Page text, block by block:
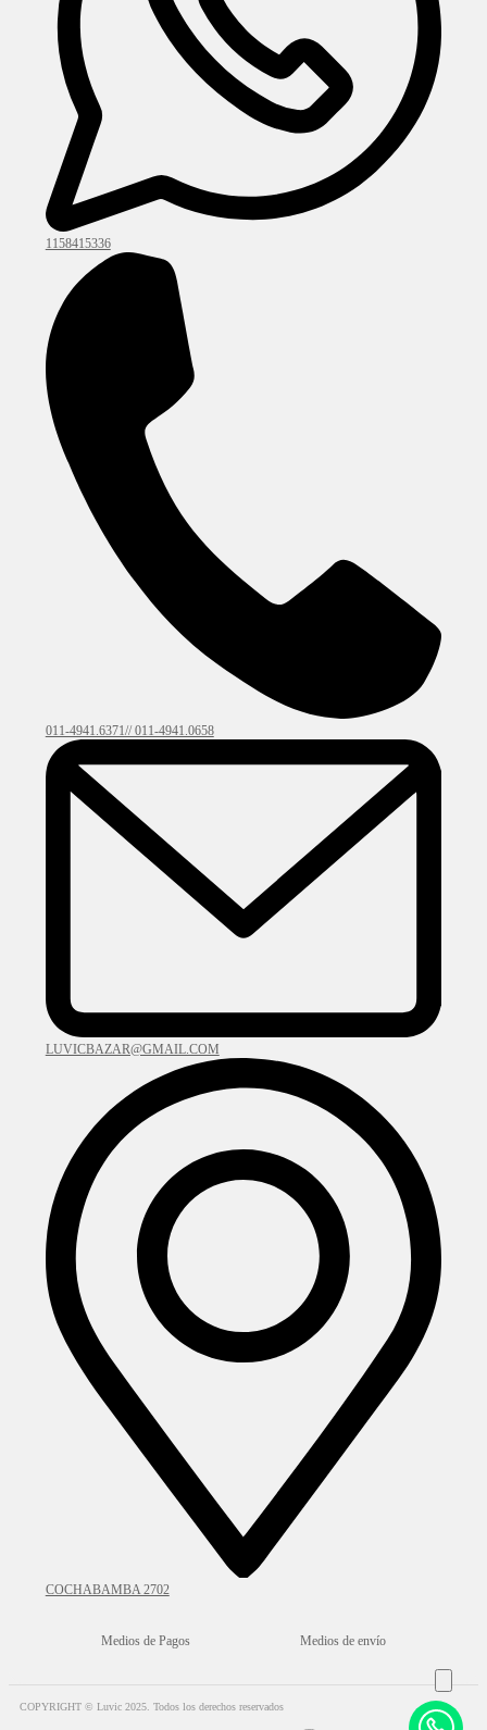
1158415336
011-4941.6371// 011-4941.0658
LUVICBAZAR@GMAIL.COM
COCHABAMBA 2702
Medios de Pagos Medios de envío
COPYRIGHT © Luvic 2025. Todos los derechos reservados